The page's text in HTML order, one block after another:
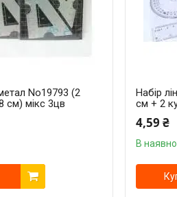
No19793 (2
см) мікс 3цв
Набір
см + 2
4,59 ₴
В